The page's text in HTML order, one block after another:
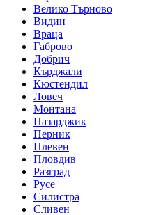
Велико Търново
Видин
Враца
Габрово
Добрич
Кърджали
Кюстендил
Ловеч
Монтана
Пазарджик
Перник
Плевен
Пловдив
Разград
Русе
Силистра
Сливен